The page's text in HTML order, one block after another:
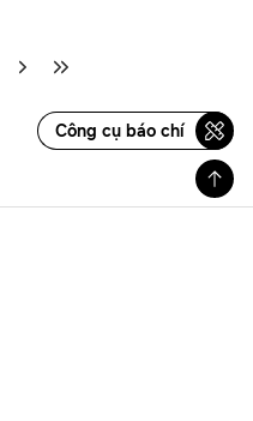
Công cụ báo chí